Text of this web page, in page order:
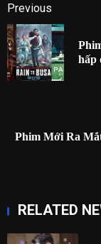
Post
Previous
hấp
Next
Phim Mới Ra
RELATED